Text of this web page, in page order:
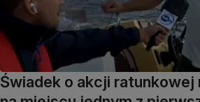
Świadek o akcji ratunkowej